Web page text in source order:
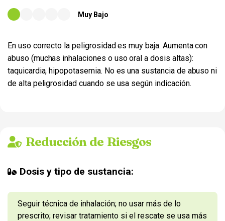
Muy Bajo
En uso correcto la peligrosidad es muy baja. Aumenta con
abuso (muchas inhalaciones o uso oral a dosis altas):
taquicardia, hipopotasemia. No es una sustancia de abuso ni
de alta peligrosidad cuando se usa según indicación.
Reducción de Riesgos
Dosis y tipo de sustancia:
Seguir técnica de inhalación; no usar más de lo
prescrito; revisar tratamiento si el rescate se usa más